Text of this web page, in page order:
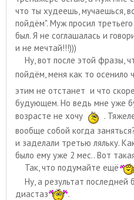
что ты худеешь, мучаешься,
пойдём". Муж просил
был. Я не соглашалась и
и не мечтай!!!)))
Ну, вот после этой фразы,
пойдём, меня как то осенило
этим не отстанет и что
будующем. Но ведь мне уже
возрасте не хочу
.
вообще собой когда
и заделали третью ляльку.
было ему уже 2 мес.. Вот
Так, что подумайте ещё
Ну, а результат последней
диастаз
.